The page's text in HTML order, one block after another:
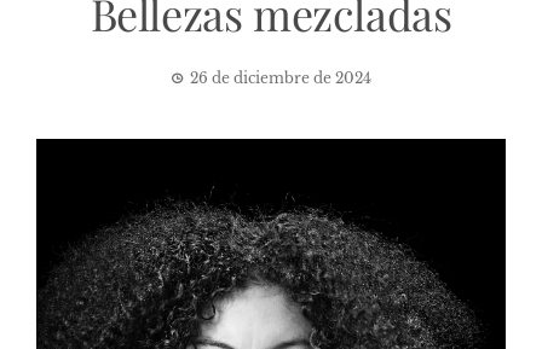
Bellezas mezcladas
26 de diciembre de 2024